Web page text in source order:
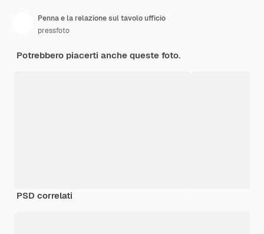
Penna e la relazione sul tavolo ufficio
pressfoto
Potrebbero piacerti anche queste foto.
PSD correlati